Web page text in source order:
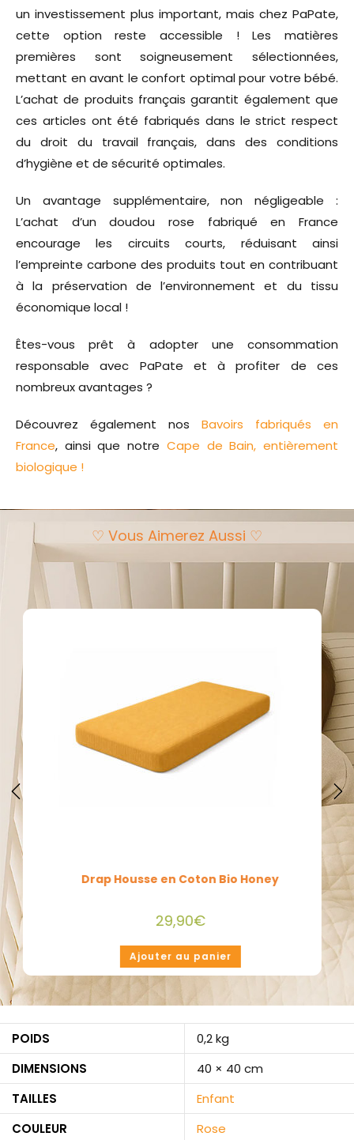
un investissement plus important, mais chez PaPate,
cette option reste accessible ! Les matières
premières sont soigneusement sélectionnées,
mettant en avant le confort optimal pour votre bébé.
L’achat de produits français garantit également que
ces articles ont été fabriqués dans le strict respect
du droit du travail français, dans des conditions
d’hygiène et de sécurité optimales.
Un avantage supplémentaire, non négligeable :
L’achat d’un doudou rose fabriqué en France
encourage les circuits courts, réduisant ainsi
l’empreinte carbone des produits tout en contribuant
à la préservation de l’environnement et du tissu
économique local !
Êtes-vous prêt à adopter une consommation
responsable avec PaPate et à profiter de ces
nombreux avantages ?
Découvrez également nos Bavoirs fabriqués en
France, ainsi que notre Cape de Bain, entièrement
biologique !
♡ Vous Aimerez Aussi ♡
Attache Tétine en Coton Bio Vert
9,90€
Ajouter au panier
POIDS
0,2 kg
DIMENSIONS
40 × 40 cm
TAILLES
Enfant
COULEUR
Rose